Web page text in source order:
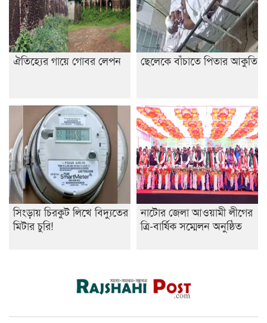
ঐতিহ্যের গায়ে গোবর লেপন ছেলেকে বাঁচাতে পিতার আকুতি
সিংড়ায় চিরকুট লিখে বিদ্যুতের
মিটার চুরি!
নাটোর জেলা আওয়ামী লীগের
ত্রি-বার্ষিক সম্মেলন অনুষ্ঠিত